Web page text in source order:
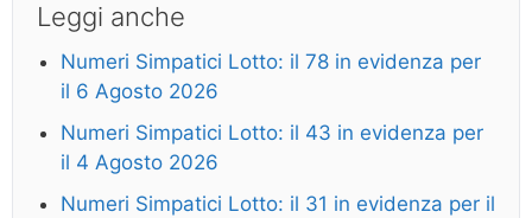
Leggi anche
Numeri Simpatici Lotto: il 78 in evidenza per
il 6 Agosto 2026
Numeri Simpatici Lotto: il 43 in evidenza per
il 4 Agosto 2026
Numeri Simpatici Lotto: il 31 in evidenza per il